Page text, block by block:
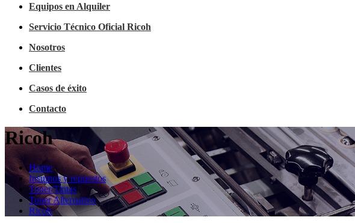
Equipos en Alquiler
Servicio Técnico Oficial Ricoh
Nosotros
Clientes
Casos de éxito
Contacto
Ricoh
Home
Insumos y repuestos
Toner/Tintas
Toner Alternativo
Ricoh